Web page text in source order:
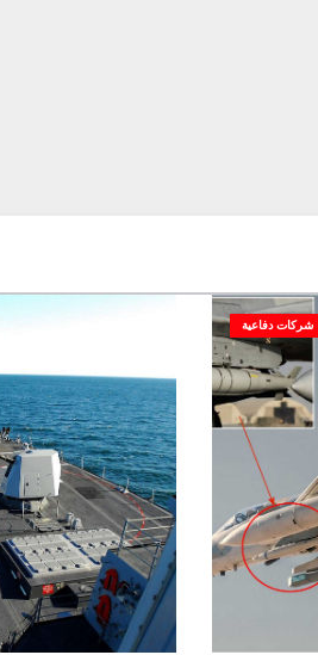
شركات دفاعية